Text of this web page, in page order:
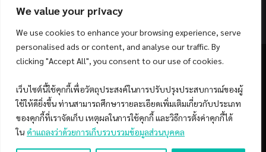
We value your privacy
We use cookies to enhance your browsing experience, serve
personalised ads or content, and analyse our traffic. By
clicking "Accept All", you consent to our use of cookies.
เว็บไซต์นี้ใช้คุกกี้เพื่อวัตถุประสงค์ในการปรับปรุงประสบการณ์ของผู้
ใช้ให้ดียิ่งขึ้น ท่านสามารถศึกษารายละเอียดเพิ่มเติมเกี่ยวกับประเภท
ของคุกกี้ที่เราจัดเก็บ เหตุผลในการใช้คุกกี้ และวิธีการตั้งค่าคุกกี้ได้
ใน คำแถลงว่าด้วยการเก็บรวบรวมข้อมูลส่วนบุคคล
FacebookYouTube
© 2026 Copyright by SiamQuant.